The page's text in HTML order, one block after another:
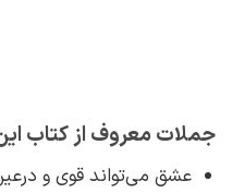
جملات معروف از کتاب
عشق می‌تواند قوی و